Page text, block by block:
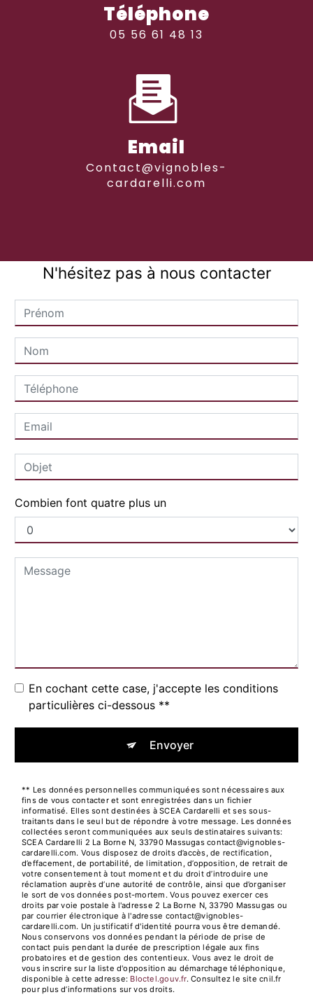
Téléphone
05 56 61 48 13
Email
contact@vignobles-
cardarelli.com
N'hésitez pas à nous contacter
Combien font quatre plus un
En cochant cette case, j'accepte les conditions
particulières ci-dessous **
Envoyer
** Les données personnelles communiquées sont nécessaires aux
fins de vous contacter et sont enregistrées dans un fichier
informatisé. Elles sont destinées à SCEA Cardarelli et ses sous-
traitants dans le seul but de répondre à votre message. Les données
collectées seront communiquées aux seuls destinataires suivants:
SCEA Cardarelli 2 La Borne N, 33790 Massugas contact@vignobles-
cardarelli.com. Vous disposez de droits d’accès, de rectification,
d’effacement, de portabilité, de limitation, d’opposition, de retrait de
votre consentement à tout moment et du droit d’introduire une
réclamation auprès d’une autorité de contrôle, ainsi que d’organiser
le sort de vos données post-mortem. Vous pouvez exercer ces
droits par voie postale à l'adresse 2 La Borne N, 33790 Massugas ou
par courrier électronique à l'adresse contact@vignobles-
cardarelli.com. Un justificatif d'identité pourra vous être demandé.
Nous conservons vos données pendant la période de prise de
contact puis pendant la durée de prescription légale aux fins
probatoires et de gestion des contentieux. Vous avez le droit de
vous inscrire sur la liste d'opposition au démarchage téléphonique,
disponible à cette adresse:
Bloctel.gouv.fr. Consultez le site cnil.fr
pour plus d’informations sur vos droits.